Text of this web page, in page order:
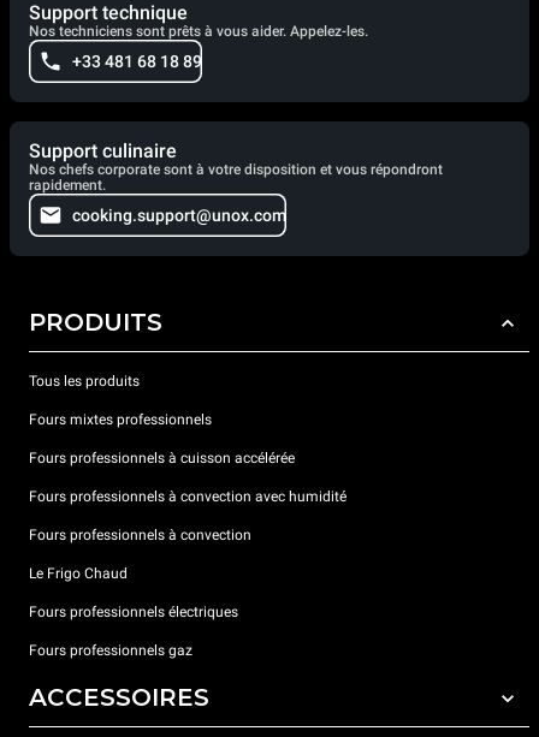
Support technique
Nos techniciens sont prêts à vous aider. Appelez-les.
+33 481 68 18 89
Support culinaire
Nos chefs corporate sont à votre disposition et vous répondront
rapidement.
cooking.support@unox.com
PRODUITS
Tous les produits
Fours mixtes professionnels
Fours professionnels à cuisson accélérée
Fours professionnels à convection avec humidité
Fours professionnels à convection
Le Frigo Chaud
Fours professionnels électriques
Fours professionnels gaz
ACCESSOIRES